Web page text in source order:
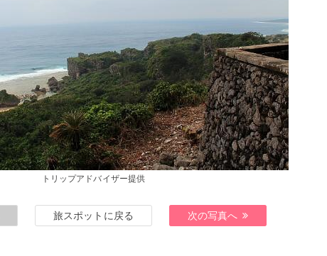
トリップアドバイザー提供
旅スポットに戻る 次の写真へ